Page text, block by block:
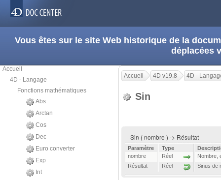
Vous êtes sur le site Web historique de la
déplacées
Accueil
4D - Langage
Fonctions mathématiques
Abs
Arctan
Cos
Dec
Euro converter
Exp
Int
Accueil 4D v19.8 4D -
Sin
Sin ( nombre ) -> Résultat
Paramètre Type
nombre
Réel
Nombre,
Résultat
Réel Sinus de